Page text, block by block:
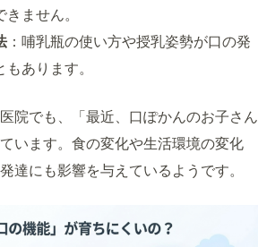
ません。
：哺乳瓶の使い方や授乳姿勢が口の発
あります。
院でも、「最近、口ぽかんのお子さん
います。食の変化や生活環境の変化
達にも影響を与えているようです。